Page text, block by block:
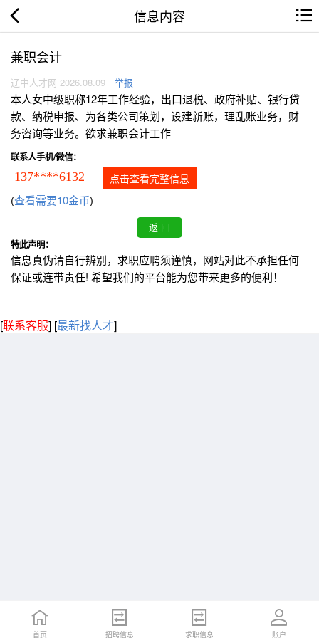
信息内容
兼职会计
辽中人才网 2026.08.09 举报
本人女中级职称12年工作经验，出口退税、政府补贴、银行贷
款、纳税申报、为各类公司策划，设建新账，理乱账业务，财
务咨询等业务。欲求兼职会计工作
联系人手机/微信：
137****6132 点击查看完整信息
(查看需要10金币)
特此声明：
信息真伪请自行辨别，求职应聘须谨慎，网站对此不承担任何
保证或连带责任! 希望我们的平台能为您带来更多的便利！
[联系客服] [最新找人才]
首页 招聘信息 求职信息 账户